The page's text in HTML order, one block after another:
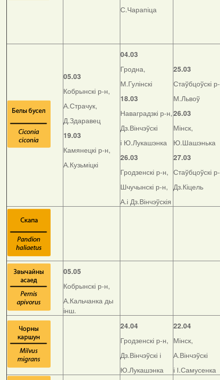
С.Чарапіца
05.03
Кобрынскі р-н,
А.Страчук,
Д.Здаравец
19.03
Камянецкі р-н,
А.Кузьміцкі
04.03
Гродна,
М.Гулінскі
18.03
Наваградзкі р-н,
Дз.Вінчэўскі
і Ю.Лукашэнка
26.03
Гродзенскі р-н,
Шчучынскі р-н,
А.і Дз.Вінчэўскія
25.03
Стаўбцоўскі
М.Львоў
26.03
Мінск,
Ю.Шашэнька
27.03
Стаўбцоўскі
Дз.Кіцель
05.05
Кобрынскі р-н,
А.Кальчанка ды
інш.
24.04
Гродзенскі р-н,
Дз.Вінчэўскі і
Ю.Лукашэнка
22.04
Мінск,
А.Вінчэўскі
і І.Самусенка